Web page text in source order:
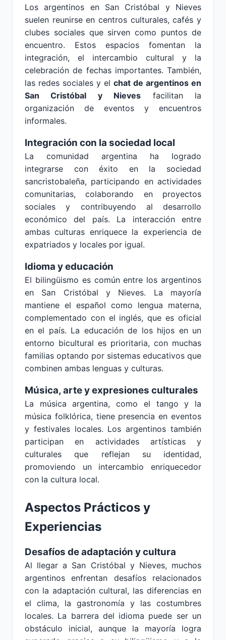
Los argentinos en San Cristóbal y Nieves
suelen reunirse en centros culturales, cafés y
clubes sociales que sirven como puntos de
encuentro. Estos espacios fomentan la
integración, el intercambio cultural y la
celebración de fechas importantes. También,
las redes sociales y el chat de argentinos en
San Cristóbal y Nieves facilitan la
organización de eventos y encuentros
informales.
Integración con la sociedad local
La comunidad argentina ha logrado
integrarse con éxito en la sociedad
sancristobaleña, participando en actividades
comunitarias, colaborando en proyectos
sociales y contribuyendo al desarrollo
económico del país. La interacción entre
ambas culturas enriquece la experiencia de
expatriados y locales por igual.
Idioma y educación
El bilingüismo es común entre los argentinos
en San Cristóbal y Nieves. La mayoría
mantiene el español como lengua materna,
complementado con el inglés, que es oficial
en el país. La educación de los hijos en un
entorno bicultural es prioritaria, con muchas
familias optando por sistemas educativos que
combinen ambas lenguas y culturas.
Música, arte y expresiones culturales
La música argentina, como el tango y la
música folklórica, tiene presencia en eventos
y festivales locales. Los argentinos también
participan en actividades artísticas y
culturales que reflejan su identidad,
promoviendo un intercambio enriquecedor
con la cultura local.
Aspectos Prácticos y
Experiencias
Desafíos de adaptación y cultura
Al llegar a San Cristóbal y Nieves, muchos
argentinos enfrentan desafíos relacionados
con la adaptación cultural, las diferencias en
el clima, la gastronomía y las costumbres
locales. La barrera del idioma puede ser un
obstáculo inicial, aunque la mayoría logra